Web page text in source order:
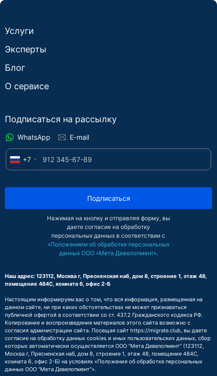
Услуги
Эксперты
Блог
О сервисе
Подписаться на рассылку
WhatsApp E-mail
+7
Подписаться
Нажимая на кнопку и отправляя форму, вы
даете согласие на обработку
персональных данных в соответствии с
«Положением об обработке персональных
данных ООО «Мета Девелопмент».
Наш адрес: 123112, Москва г, Пресненская наб, дом 8, строение 1, этаж 48,
помещение 484С, комната 6, офис 2-Б
Настоящим информируем вас о том, что вся информация, размещенная на
данном сайте, ни при каких обстоятельствах не может признаваться
публичной офертой в соответствии со ст. 437.2 Гражданского кодекса РФ.
Копирование и воспроизведение материалов этого сайта возможно с
согласия администрации сайта. Посещая сайт https://migrate.club, вы даете
согласие на обработку данных cookies и иных пользовательских данных, сбор
которых автоматически осуществляется ООО “Мета Девелопмент” (123112,
Москва г, Пресненская наб, дом 8, строение 1, этаж 48, помещение 484С,
комната 6, офис 2-Б) на условиях «Положения об обработке персональных
данных ООО “Мета Девелопмент”».